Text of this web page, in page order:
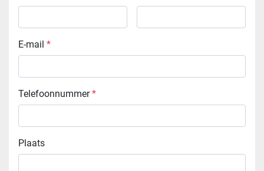
E-mail *
Telefoonnummer*
Plaats